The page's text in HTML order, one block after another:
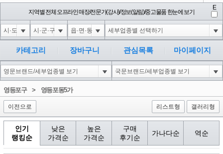
3 익스
아이콘
4 1'||DBMS_PIPE.RECEIVE_MESSAGE(CHR(98)||CHR(98)||CHR(98),15)||'
아이콘
5 1-1 waitfor delay '0:0:15' --
아이콘
1
6 1-1); waitfor delay '0:0:15' --
아이콘
1
1
지역별 전체 오프라인 매장/전문가(강사)/정보(알림)/중고물품 한눈에 보기
E
카테고리 장바구니 관심목록 마이페이지
영등포구> 영등포동5가
이전으로 리스트형 갤러리형
인기
랭킹순
낮은
가격순
높은
가격순
구매
후기순
가나다순 역순